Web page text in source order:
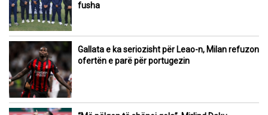
fusha
Gallata e ka seriozisht për Leao-n, Milan refuzon
ofertën e parë për portugezin